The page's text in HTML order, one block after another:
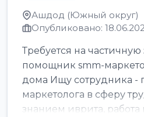
Ашдод (Южный округ)
Опубликовано:
Требуется на частичную
помощник smm-
дома Ищу сотрудника -
маркетолога в сферу
знанием иврита, работа